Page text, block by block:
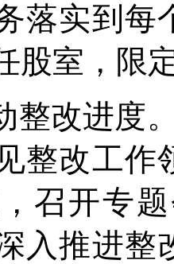
落实到
股室，限
整改进度
整改工作
召开专
入推进整